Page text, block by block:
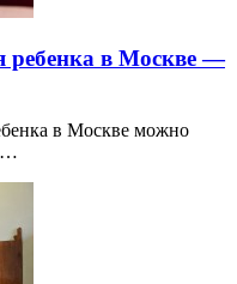
ребенка в Москве —
в Москве можно